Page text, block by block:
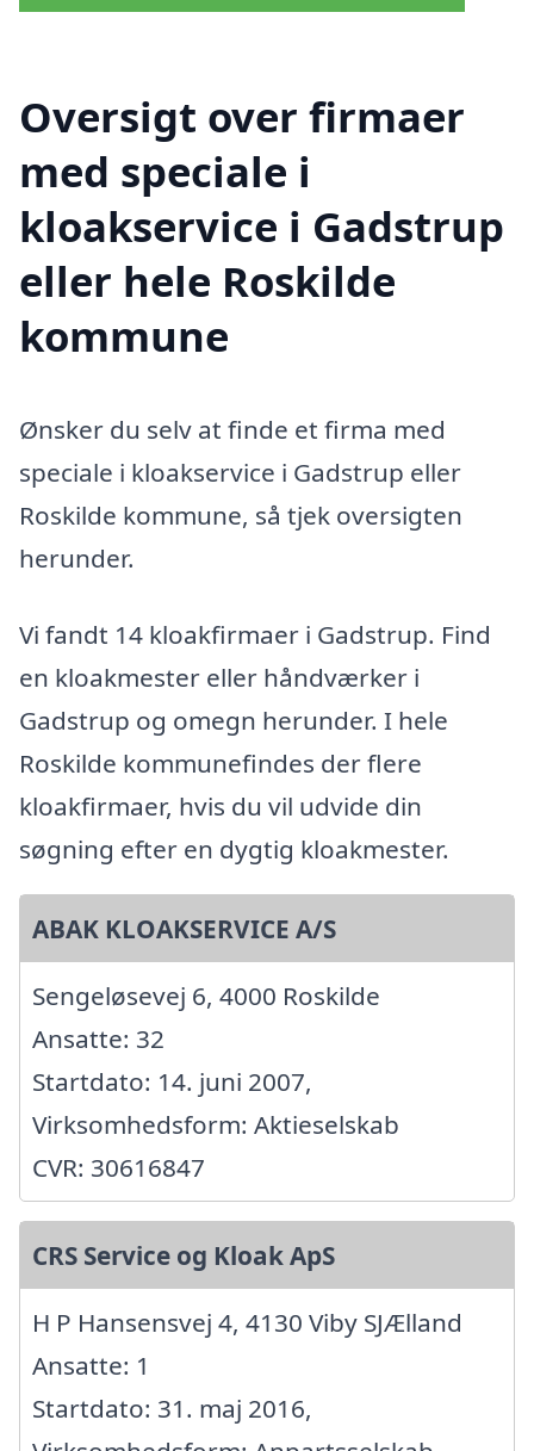
Oversigt over firmaer
med speciale i
kloakservice i Gadstrup
eller hele Roskilde
kommune
Ønsker du selv at finde et firma med
speciale i kloakservice i Gadstrup eller
Roskilde kommune, så tjek oversigten
herunder.
Vi fandt 14 kloakfirmaer i Gadstrup. Find
en kloakmester eller håndværker i
Gadstrup og omegn herunder. I hele
Roskilde kommunefindes der flere
kloakfirmaer, hvis du vil udvide din
søgning efter en dygtig kloakmester.
ABAK KLOAKSERVICE A/S
Sengeløsevej 6, 4000 Roskilde
Ansatte: 32
Startdato: 14. juni 2007,
Virksomhedsform: Aktieselskab
CVR: 30616847
CRS Service og Kloak ApS
H P Hansensvej 4, 4130 Viby SJÆlland
Ansatte: 1
Startdato: 31. maj 2016,